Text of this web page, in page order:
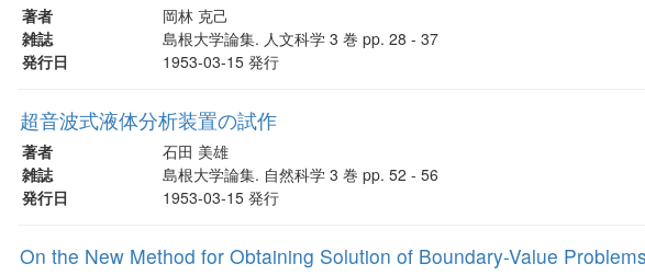
著者
岡林 克己
雑誌
島根大学論集. 人文科学 3 巻 pp. 28 - 37
発行日
1953-03-15 発行
超音波式液体分析装置の試作
著者
石田 美雄
雑誌
島根大学論集. 自然科学 3 巻 pp. 52 - 56
発行日
1953-03-15 発行
On the New Method for Obtaining Solution of Boundary-Value